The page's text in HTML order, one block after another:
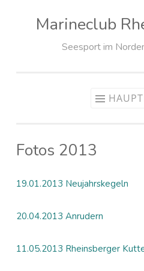
Marineclub
Seesport im
Fotos 2013
19.01.2013 Neujahrskegeln
20.04.2013 Anrudern
11.05.2013 Rheinsberger